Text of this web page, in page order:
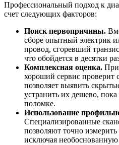
Профессиональный подход к
счет следующих факторов:
Поиск первопричины.
сборе опытный электрик
провод, сгоревший
что обойдется в десятки
Комплексная оценка. При
хороший сервис
позволяет выявить
устранить их дешево,
поломке.
Использование
Специализированные
позволяют точно
исключая